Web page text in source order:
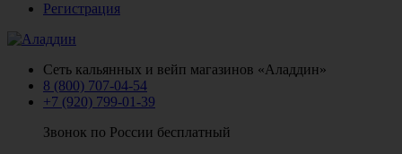
Регистрация
Сеть кальянных и вейп магазинов «Аладдин»
8 (800) 707-04-54
+7 (920) 799-01-39
Звонок по России бесплатный